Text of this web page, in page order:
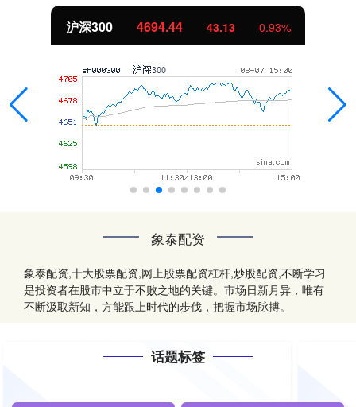
沪深300 4694.44 43.13 0.93%
象泰配资
象泰配资,十大股票配资,网上股票配资杠杆,炒股配资,不断学习
是投资者在股市中立于不败之地的关键。市场日新月异，唯有
不断汲取新知，方能跟上时代的步伐，把握市场脉搏。
话题标签